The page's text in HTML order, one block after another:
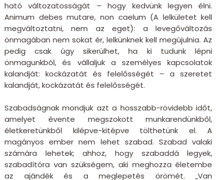
ható változatosságát – hogy kedvünk legyen élni.
Animum debes mutare, non caelum (A lelkületet kell
megváltoztatni, nem az eget): a levegőváltozás
önmagában nem sokat ér, lelkünknek kell megújulnia. Az
pedig csak úgy sikerülhet, ha ki tudunk lépni
önmagunkból, és vállaljuk a személyes kapcsolatok
kalandját: kockázatát és felelősségét – a szeretet
kalandját, kockázatát és felelősségét.
Szabadságnak mondjuk azt a hosszabb-rövidebb időt,
amelyet évente megszokott munkarendünkből,
életkeretünkből kilépve-kitépve tölthetünk el. A
magányos ember nem lehet szabad. Szabad valaki
számára lehetek; ahhoz, hogy szabaddá legyek,
szabadítóra van szükségem, aki meghozza életembe
az ajándék és a meglepetés örömét. „Van